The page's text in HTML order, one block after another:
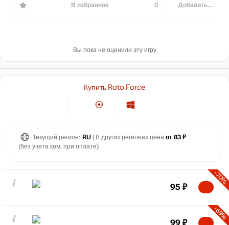
В избранное 0 Добавить...
Вы пока не оценили эту игру
Купить Roto Force
Текущий регион: RU | В других регионах цена от 83 ₽
(без учета ком. при оплате)
-70%
95 ₽
-69%
99 ₽